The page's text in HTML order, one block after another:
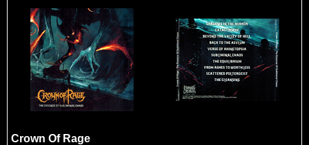
Crown Of Rage